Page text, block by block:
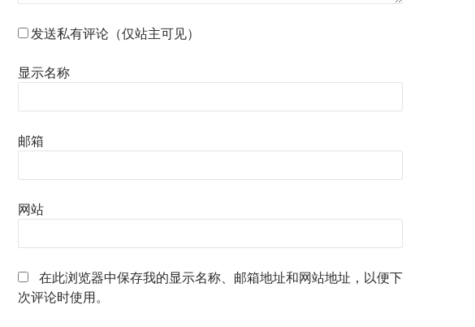
发送私有评论（仅站主可见）
显示名称
邮箱
网站
在此浏览器中保存我的显示名称、邮箱地址和网站地址，以便下
次评论时使用。